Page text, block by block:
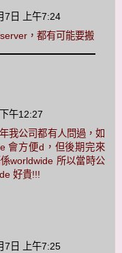
7日 上午7:24
，都有可能要搬
午12:27
我公司都有人問過，如
會方便d，但後期完來
worldwide 所以當時公
好貴!!!
7日 上午7:25